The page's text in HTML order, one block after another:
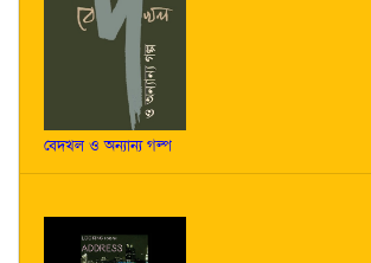
বেদখল ও অন্যান্য গল্প